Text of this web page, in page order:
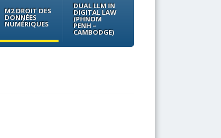
M2 DROIT DES
DONNÉES
NUMÉRIQUES
DUAL LLM IN
DIGITAL LAW
(PHNOM
PENH –
CAMBODGE)